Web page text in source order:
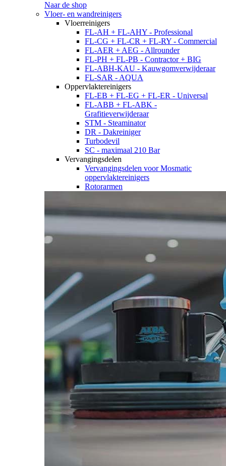
Naar de shop
Vloer- en wandreinigers
Vloerreinigers
FL-AH + FL-AHY - Professional
FL-CG + FL-CR + FL-RY - Commercial
FL-AER + AEG - Allrounder
FL-PH + FL-PB - Contractor + BIG
FL-ABH-KAU - Kauwgomverwijderaar
FL-SAR - AQUA
Oppervlaktereinigers
FL-EB + FL-EG + FL-ER - Universal
FL-ABB + FL-ABK -
Grafitieverwijderaar
STM - Steaminator
DR - Dakreiniger
Turbodevil
SC - maximaal 210 Bar
Vervangingsdelen
Vervangingsdelen voor Mosmatic
oppervlaktereinigers
Rotorarmen